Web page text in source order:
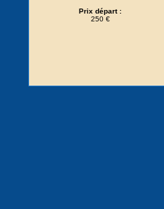
Prix départ :
250 €